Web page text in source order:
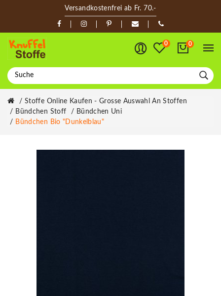
Versandkostenfrei ab Fr. 70.-
0 0
Stoffe Online Kaufen - Grosse Auswahl An Stoffen
Bündchen Stoff
Bündchen Uni
Bündchen Bio "Dunkelblau"